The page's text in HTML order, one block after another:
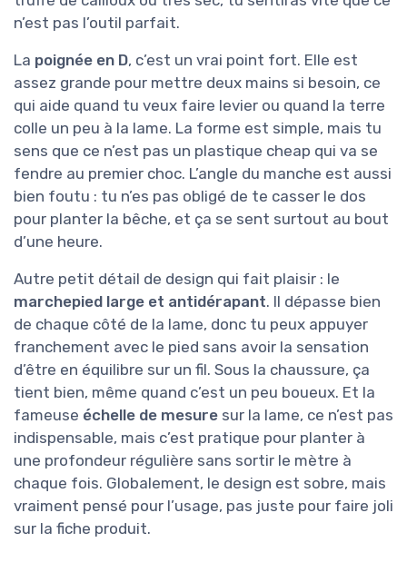
n’est pas l’outil parfait.
La poignée en D, c’est un vrai point fort. Elle est
assez grande pour mettre deux mains si besoin, ce
qui aide quand tu veux faire levier ou quand la terre
colle un peu à la lame. La forme est simple, mais tu
sens que ce n’est pas un plastique cheap qui va se
fendre au premier choc. L’angle du manche est aussi
bien foutu : tu n’es pas obligé de te casser le dos
pour planter la bêche, et ça se sent surtout au bout
d’une heure.
Autre petit détail de design qui fait plaisir : le
marchepied large et antidérapant. Il dépasse bien
de chaque côté de la lame, donc tu peux appuyer
franchement avec le pied sans avoir la sensation
d’être en équilibre sur un fil. Sous la chaussure, ça
tient bien, même quand c’est un peu boueux. Et la
fameuse échelle de mesure sur la lame, ce n’est pas
indispensable, mais c’est pratique pour planter à
une profondeur régulière sans sortir le mètre à
chaque fois. Globalement, le design est sobre, mais
vraiment pensé pour l’usage, pas juste pour faire joli
sur la fiche produit.